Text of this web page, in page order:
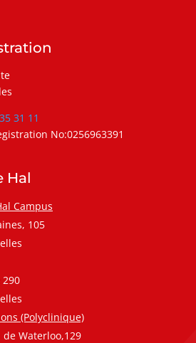
31 11
No:0256963391
Hal
Campus
105
(Polyclinique)
de Waterloo,129